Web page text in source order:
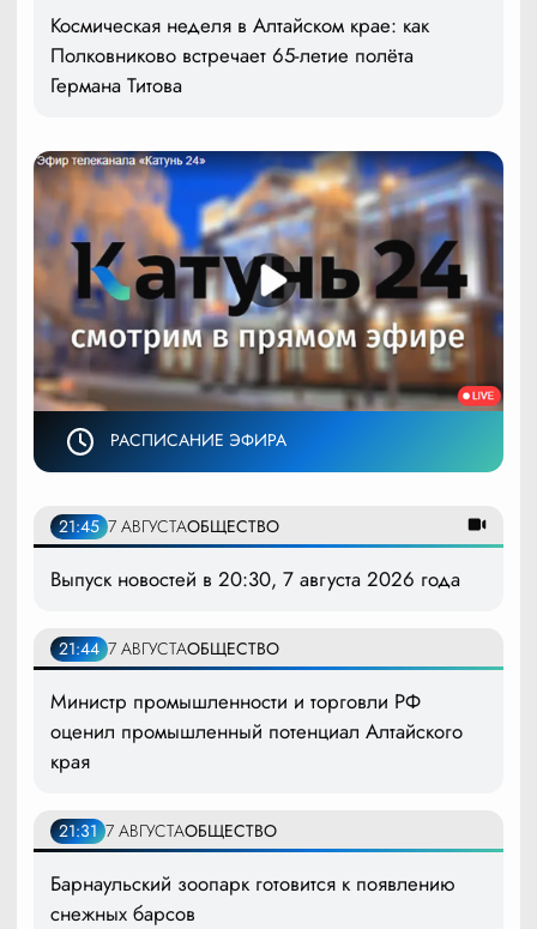
Космическая неделя в Алтайском крае: как
Полковниково встречает 65-летие полёта
Германа Титова
РАСПИСАНИЕ ЭФИРА
21:45 7 АВГУСТАОБЩЕСТВО
Выпуск новостей в 20:30, 7 августа 2026 года
21:44 7 АВГУСТАОБЩЕСТВО
Министр промышленности и торговли РФ
оценил промышленный потенциал Алтайского
края
21:31 7 АВГУСТАОБЩЕСТВО
Барнаульский зоопарк готовится к появлению
снежных барсов